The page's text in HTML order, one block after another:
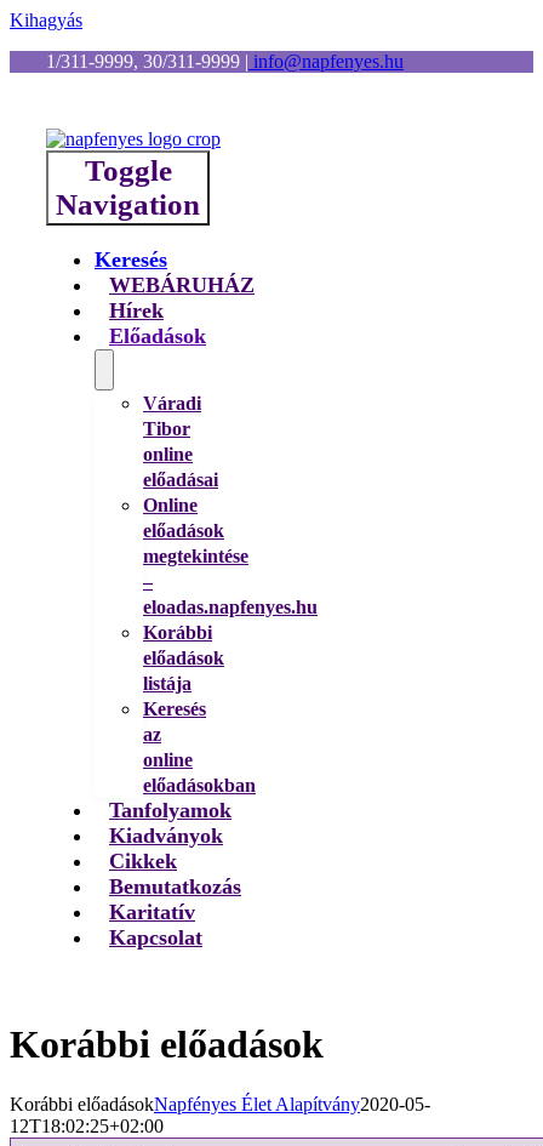
Kihagyás
1/311-9999, 30/311-9999 | info@napfenyes.hu
Toggle
Navigation
Keresés
WEBÁRUHÁZ
Hírek
Előadások
Váradi
Tibor
online
előadásai
Online
előadások
megtekintése
–
eloadas.napfenyes.hu
Korábbi
előadások
listája
Keresés
az
online
előadásokban
Tanfolyamok
Kiadványok
Cikkek
Bemutatkozás
Karitatív
Kapcsolat
Korábbi előadások
Korábbi előadásokNapfényes Élet Alapítvány2020-05-
12T18:02:25+02:00